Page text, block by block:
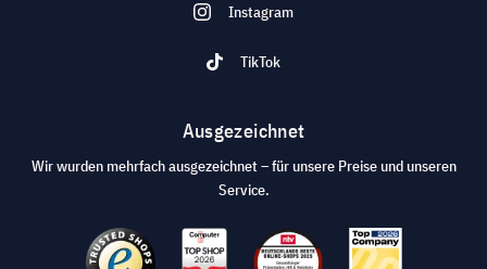
Instagram
TikTok
Ausgezeichnet
Wir wurden mehrfach ausgezeichnet – für unsere Preise und unseren
Service.